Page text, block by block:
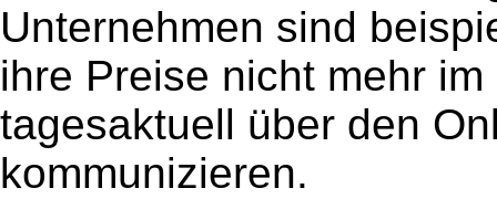
Unternehmen sind
ihre Preise nicht mehr
tagesaktuell über den
kommunizieren.